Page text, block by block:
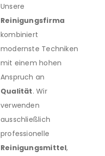
Unsere
Reinigungsfirma
kombiniert
modernste Techniken
mit einem hohen
Anspruch an
Qualität. Wir
verwenden
ausschließlich
professionelle
Reinigungsmittel,